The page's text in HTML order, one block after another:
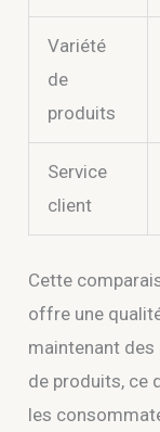
Variété
de
produits
Service
client
Cette
offre une
maintenant
de produits, ce
les